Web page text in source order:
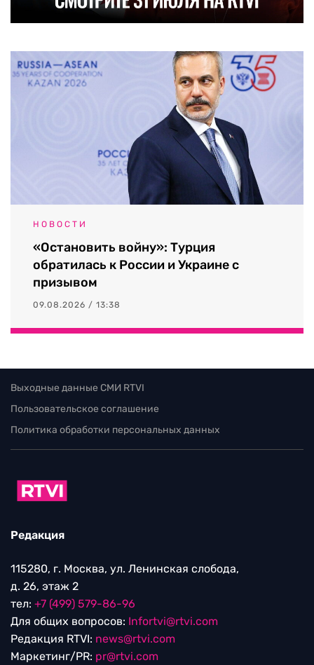
НОВОСТИ
«Остановить войну»: Турция
обратилась к России и Украине с
призывом
09.08.2026 / 13:38
Выходные данные СМИ RTVI
Пользовательское соглашение
Политика обработки персональных данных
Редакция
115280, г. Москва, ул. Ленинская слобода,
д. 26, этаж 2
тел: +7 (499) 579-86-96
Для общих вопросов: Infortvi@rtvi.com
Редакция RTVI: news@rtvi.com
Маркетинг/PR: pr@rtvi.com